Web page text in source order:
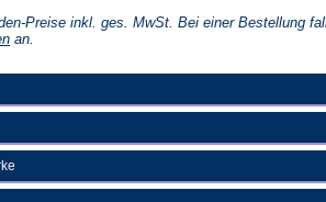
einem
neuen
Preise inkl. ges. MwSt. Bei einer Bestellung
(Öffnet
an.